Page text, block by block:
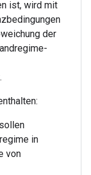
ist, wird mit
der
in
von